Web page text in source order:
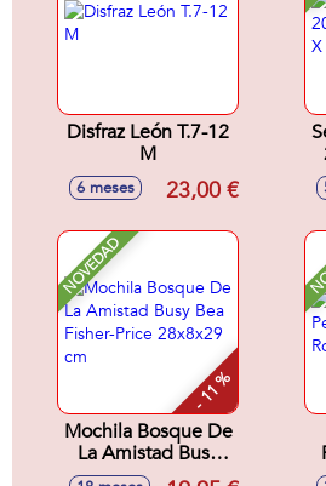
Disfraz León T.7-12
M
6 meses 23,00 €
NOVEDAD
- 11 %
Mochila Bosque De
La Amistad Busy
Bea Fisher-Price